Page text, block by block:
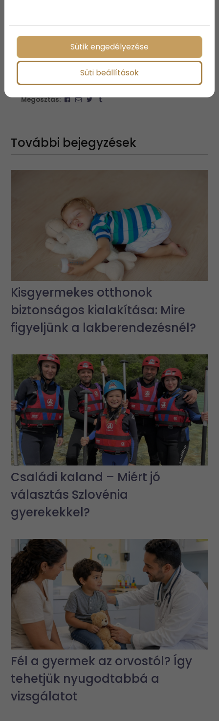
Megosztás:
További bejegyzések
Kisgyermekes otthonok
biztonságos kialakítása: Mire
figyeljünk a lakberendezésnél?
Családi kaland – Miért jó
választás Szlovénia
gyerekekkel?
Fél a gyermek az orvostól? Így
tehetjük nyugodtabbá a
vizsgálatot
Sütik engedélyezése
Süti beállítások